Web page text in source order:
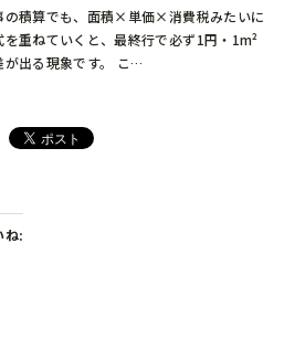
の積算でも、面積×単価×消費税みたいに
を重ねていくと、最終行で必ず1円・1m²
が出る現象です。 こ…
ね: